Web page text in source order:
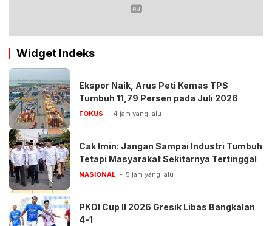
Widget Indeks
Ekspor Naik, Arus Peti Kemas TPS
Tumbuh 11,79 Persen pada Juli 2026
FOKUS 4 jam yang lalu
Cak Imin: Jangan Sampai Industri Tumbuh
Tetapi Masyarakat Sekitarnya Tertinggal
NASIONAL 5 jam yang lalu
PKDI Cup II 2026 Gresik Libas Bangkalan
4-1